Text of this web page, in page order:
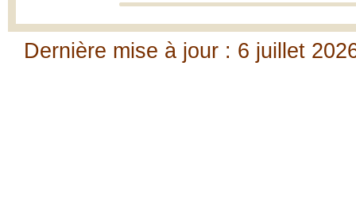
Dernière mise à jour : 6 juillet